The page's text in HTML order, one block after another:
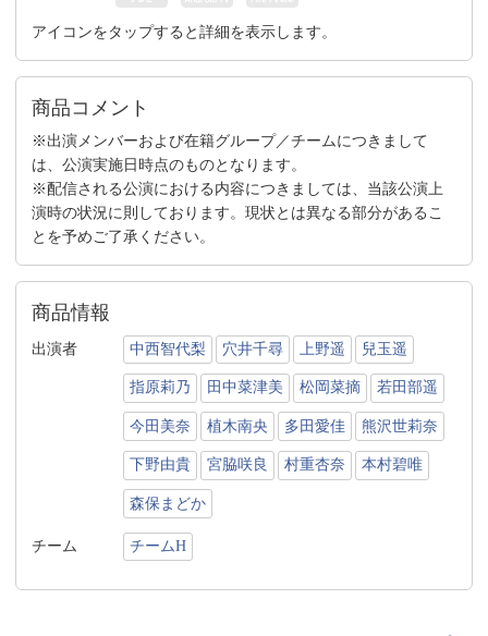
アイコンをタップすると詳細を表示します。
商品コメント
※出演メンバーおよび在籍グループ／チームにつきまして
は、公演実施日時点のものとなります。
※配信される公演における内容につきましては、当該公演上
演時の状況に則しております。現状とは異なる部分があるこ
とを予めご了承ください。
商品情報
出演者 中西智代梨 穴井千尋 上野遥 兒玉遥
指原莉乃 田中菜津美 松岡菜摘 若田部遥
今田美奈 植木南央 多田愛佳 熊沢世莉奈
下野由貴 宮脇咲良 村重杏奈 本村碧唯
森保まどか
チーム チームH